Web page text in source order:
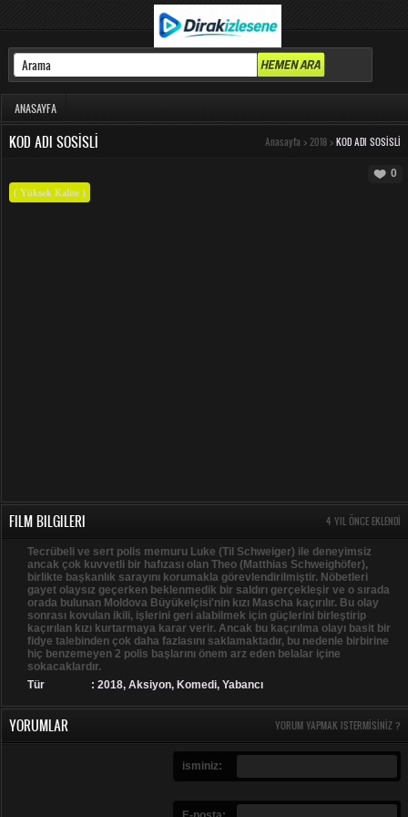
ANASAYFA
KOD ADI SOSISLI Anasayfa > 2018 > KOD ADI SOSISLI
0
( Yüksek Kalite )
FILM BILGILERI 4 YIL ÖNCE EKLENDI
Tecrübeli ve sert polis memuru Luke (Til Schweiger) ile deneyimsiz
ancak çok kuvvetli bir hafızası olan Theo (Matthias Schweighöfer),
birlikte başkanlık sarayını korumakla görevlendirilmiştir. Nöbetleri
gayet olaysız geçerken beklenmedik bir saldırı gerçekleşir ve o sırada
orada bulunan Moldova Büyükelçisi'nin kızı Mascha kaçırılır. Bu olay
sonrası kovulan ikili, işlerini geri alabilmek için güçlerini birleştirip
kaçırılan kızı kurtarmaya karar verir. Ancak bu kaçırılma olayı basit bir
fidye talebinden çok daha fazlasını saklamaktadır, bu nedenle birbirine
hiç benzemeyen 2 polis başlarını önem arz eden belalar içine
sokacaklardır.
Tür
: 2018, Aksiyon, Komedi, Yabancı
YORUMLAR YORUM YAPMAK ISTERMISINIZ ?
isminiz: